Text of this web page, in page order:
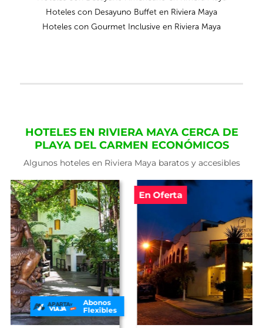
Hoteles con Desayuno Buffet en Riviera Maya
Hoteles con Gourmet Inclusive en Riviera Maya
HOTELES EN RIVIERA MAYA CERCA DE
PLAYA DEL CARMEN ECONÓMICOS
Algunos hoteles en Riviera Maya baratos y accesibles
En Oferta
Abonos
Flexibles